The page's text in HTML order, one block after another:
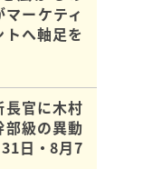
ーケティ
へ軸足を
長官に木村
級の異動
日・8月7